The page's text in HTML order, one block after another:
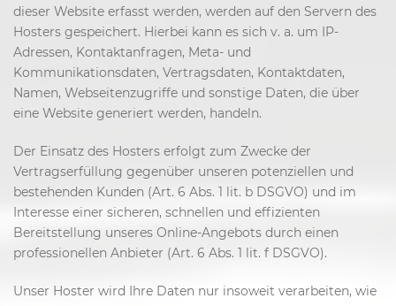
dieser Website erfasst werden, werden auf den Servern des
Hosters gespeichert. Hierbei kann es sich v. a. um IP-
Adressen, Kontaktanfragen, Meta- und
Kommunikationsdaten, Vertragsdaten, Kontaktdaten,
Namen, Webseitenzugriffe und sonstige Daten, die über
eine Website generiert werden, handeln.
Der Einsatz des Hosters erfolgt zum Zwecke der
Vertragserfüllung gegenüber unseren potenziellen und
bestehenden Kunden (Art. 6 Abs. 1 lit. b DSGVO) und im
Interesse einer sicheren, schnellen und effizienten
Bereitstellung unseres Online-Angebots durch einen
professionellen Anbieter (Art. 6 Abs. 1 lit. f DSGVO).
Unser Hoster wird Ihre Daten nur insoweit verarbeiten, wie